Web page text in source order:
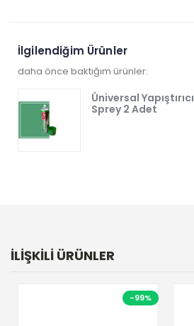
İlgilendiğim Ürünler
daha önce baktığım ürünler:
Üniversal Yapıştırıcı
Sprey 2 Adet
İLİŞKİLİ ÜRÜNLER
-99%